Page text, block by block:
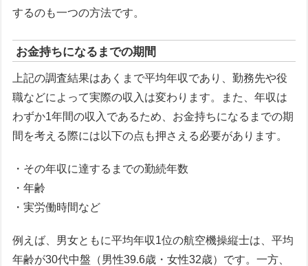
するのも一つの方法です。
お金持ちになるまでの期間
上記の調査結果はあくまで平均年収であり、勤務先や役
職などによって実際の収入は変わります。また、年収は
わずか1年間の収入であるため、お金持ちになるまでの期
間を考える際には以下の点も押さえる必要があります。
・その年収に達するまでの勤続年数
・年齢
・実労働時間など
例えば、男女ともに平均年収1位の航空機操縦士は、平均
年齢が30代中盤（男性39.6歳・女性32歳）です。一方、